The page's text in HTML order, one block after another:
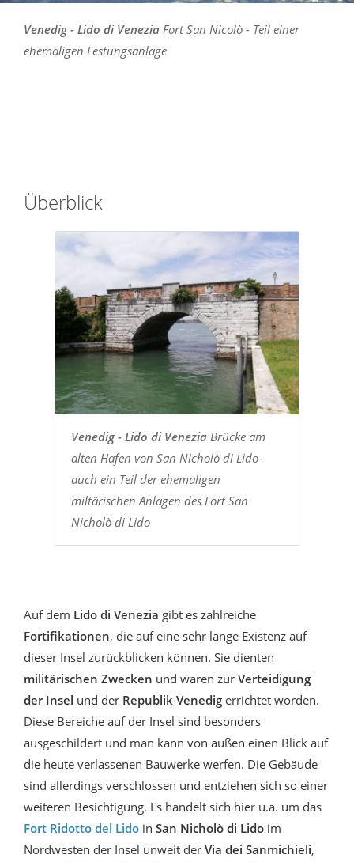
Venedig - Lido di Venezia Fort San Nicolò - Teil einer
ehemaligen Festungsanlage
Überblick
Venedig - Lido di VeneziaBrücke am
alten Hafen von San Nicholò di Lido-
auch ein Teil der ehemaligen
miltärischen Anlagen des Fort San
Nicholò di Lido
Auf dem Lido di Venezia gibt es zahlreiche
Fortifikationen, die auf eine sehr lange Existenz auf
dieser Insel zurückblicken können. Sie dienten
militärischen Zwecken und waren zur Verteidigung
der Insel und der Republik Venedig errichtet worden.
Diese Bereiche auf der Insel sind besonders
ausgeschildert und man kann von außen einen Blick auf
die heute verlassenen Bauwerke werfen. Die Gebäude
sind allerdings verschlossen und entziehen sich so einer
weiteren Besichtigung. Es handelt sich hier u.a. um das
Fort Ridotto del Lido in San Nicholò di Lido im
Nordwesten der Insel unweit der Via dei Sanmichieli,